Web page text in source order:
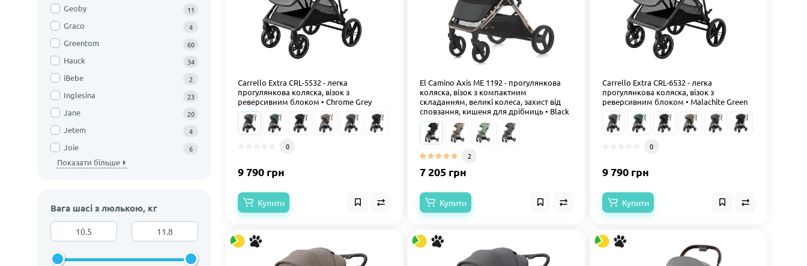
Geoby 11
Graco 4
Greentom 60
Hauck 34
iBebe 2
Inglesina 23
Jane 20
Jetem 4
Joie 6
Показати більше
Вага шасі з люлькою, кг
Carrello Extra CRL-5532 - легка
прогулянкова коляска, візок з
реверсивним блоком • Chrome Grey
0
9 790 грн
Купити
El Camino Axis ME 1192 - прогулянкова
коляска, візок з компактним
складанням, великі колеса, захист від
сповзання, кишеня для дрібниць • Black
2
7 205 грн
Купити
Carrello Extra CRL-6532 - легка
прогулянкова коляска, візок з
реверсивним блоком • Malachite Green
0
9 790 грн
Купити